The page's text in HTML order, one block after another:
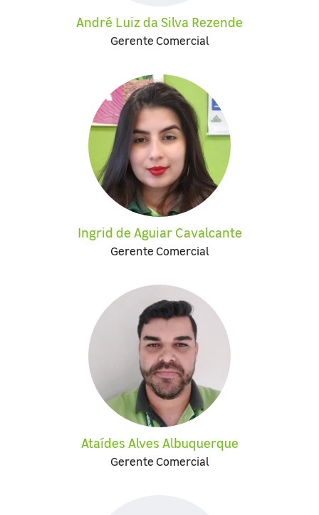
André Luiz da Silva Rezende
Gerente Comercial
Ingrid de Aguiar Cavalcante
Gerente Comercial
Ataídes Alves Albuquerque
Gerente Comercial